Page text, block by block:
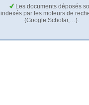
Les documents déposés
indexés par les moteurs de
(Google Scholar,…).